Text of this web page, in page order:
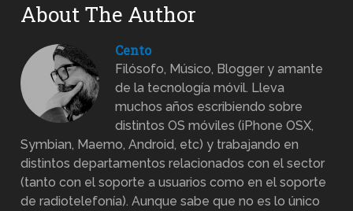
About The Author
Cento
Filósofo, Músico, Blogger y amante
de la tecnología móvil. Lleva
muchos años escribiendo sobre
distintos OS móviles (iPhone OSX,
Symbian, Maemo, Android, etc) y trabajando en
distintos departamentos relacionados con el sector
(tanto con el soporte a usuarios como en el soporte
de radiotelefonía). Aunque sabe que no es lo único